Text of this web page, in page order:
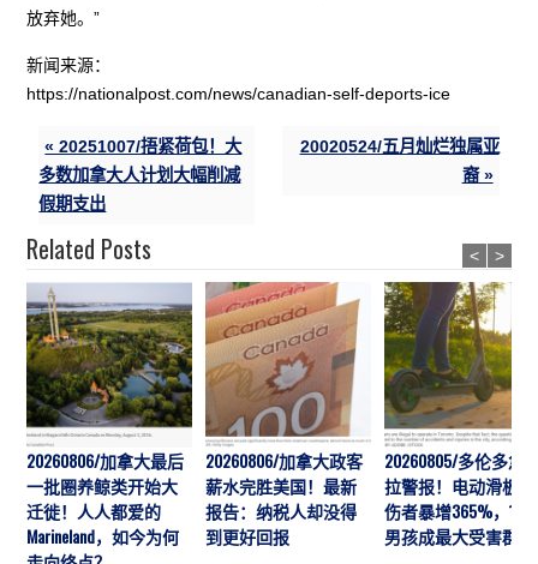
放弃她。”
新闻来源：
https://nationalpost.com/news/canadian-self-deports-ice
« 20251007/捂紧荷包！大
多数加拿大人计划大幅削减
假期支出
20020524/五月灿烂独属亚
裔 »
Related Posts
20260806/加拿大最后
一批圈养鲸类开始大
迁徙！人人都爱的
Marineland，如今为何
20260806/加拿大政客
薪水完胜美国！最新
报告：纳税人却没得
到更好回报
20260805/多伦多急
拉警报！电动滑板车
伤者暴增365%，10
男孩成最大受害群体
< >